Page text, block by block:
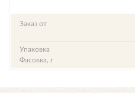
Заказ от
Упаковка
Фасовка, г